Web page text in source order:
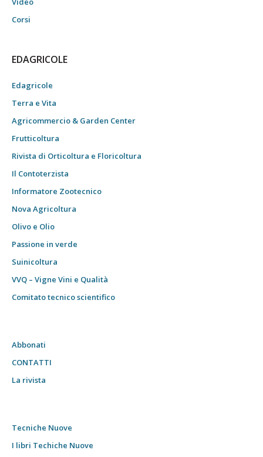
Corsi
EDAGRICOLE
Edagricole
Terra e Vita
Agricommercio & Garden Center
Frutticoltura
Rivista di Orticoltura e Floricoltura
Il Contoterzista
Informatore Zootecnico
Nova Agricoltura
Olivo e Olio
Passione in verde
Suinicoltura
VVQ – Vigne Vini e Qualità
Comitato tecnico scientifico
Abbonati
CONTATTI
La rivista
Tecniche Nuove
I libri Techiche Nuove